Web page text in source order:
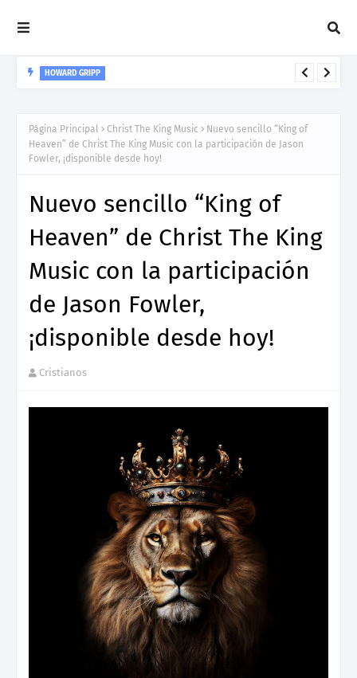
HOWARD GRIPP
Página Principal Christ The King Music
Nuevo sencillo “King of
Heaven” de Christ The King Music con la participación de Jason
Fowler, ¡disponible desde hoy!
Nuevo sencillo “King of
Heaven” de Christ The King
Music con la participación
de Jason Fowler,
¡disponible desde hoy!
Cristianos